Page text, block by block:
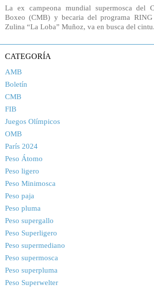
La ex campeona mundial supermosca del
Boxeo (CMB) y becaria del programa
Zulina “La Loba” Muñoz, va en busca del
CATEGORÍA
AMB
Boletín
CMB
FIB
Juegos Olímpicos
OMB
París 2024
Peso Átomo
Peso ligero
Peso Minimosca
Peso paja
Peso pluma
Peso supergallo
Peso Superligero
Peso supermediano
Peso supermosca
Peso superpluma
Peso Superwelter